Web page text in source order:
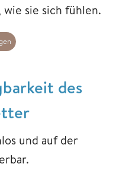
sie sich fühlen.
des
und auf der